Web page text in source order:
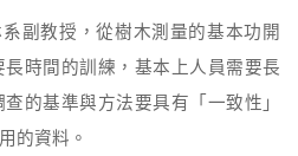
教授，從樹木測量的基本功開
時間的訓練，基本上人員需要長
的基準與方法要具有「一致性」
的資料。